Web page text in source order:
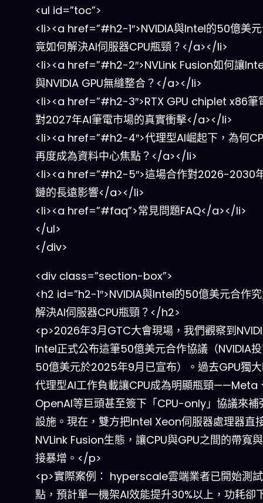
<ul id=”toc”>
<li><a href=”#h2-1″>NVIDIA與Intel的50億美
竟如何解決AI伺服器CPU瓶頸？</a></li>
<li><a href=”#h2-2″>NVLink Fusion如何讓
與NVIDIA GPU無縫整合？</a></li>
<li><a href=”#h2-3″>RTX GPU chiplet x86筆
對2027年AI筆電市場的真實衝擊</a></li>
<li><a href=”#h2-4″>代理型AI崛起下，為何
再度成為資料中心焦點？</a></li>
<li><a href=”#h2-5″>這場合作對2026-2030
鏈的長遠影響</a></li>
<li><a href=”#faq”>常見問題FAQ</a></li>
</ul>
</div>
<div class=”section-box”>
<h2 id=”h2-1″>NVIDIA與Intel的50億美元合作
解決AI伺服器CPU瓶頸？</h2>
<p>2026年3月GTC大會現場，我們觀察到
Intel正式公布這筆50億美元合作協議（NVIDIA
50億美元於2025年9月已宣布）。過去GPU獨
代理型AI工作負載讓CPU成為明顯瓶頸——Meta
OpenAI等巨頭甚至簽下「CPU-only」協議來補
設施。現在，雙方把Intel Xeon伺服器處理器直
NVLink Fusion生態，讓CPU與GPU之間的帶寬
接暴增。</p>
<p>實際案例： hyperscale雲端業者已開始測
點，預計單一機架AI效能提升30%以上，功耗卻